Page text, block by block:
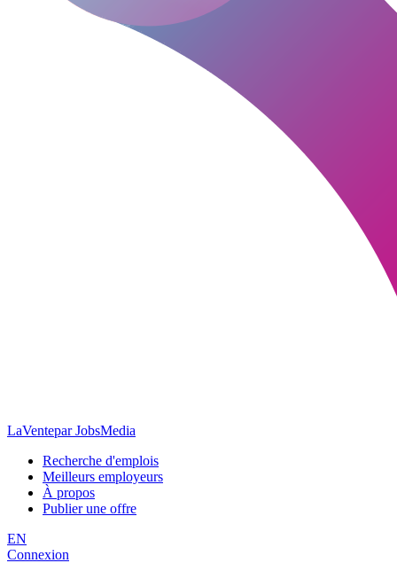
LaVentepar JobsMedia
Recherche d'emplois
Meilleurs employeurs
À propos
Publier une offre
EN
Connexion